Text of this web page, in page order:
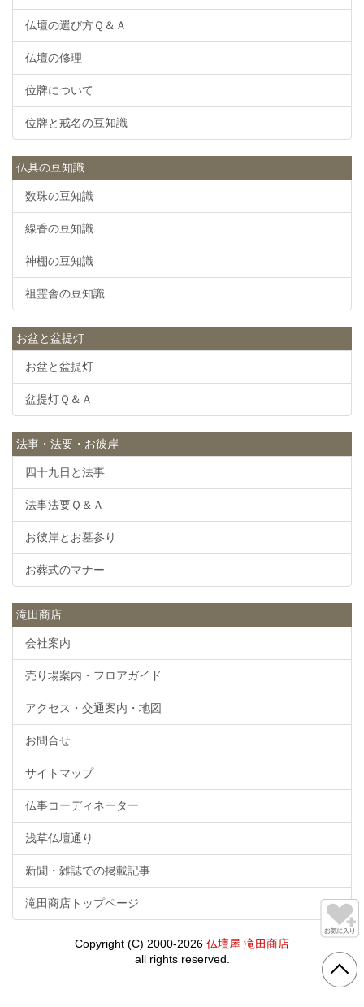
仏壇の選び方Ｑ＆Ａ
仏壇の修理
位牌について
位牌と戒名の豆知識
仏具の豆知識
数珠の豆知識
線香の豆知識
神棚の豆知識
祖霊舎の豆知識
お盆と盆提灯
お盆と盆提灯
盆提灯Ｑ＆Ａ
法事・法要・お彼岸
四十九日と法事
法事法要Ｑ＆Ａ
お彼岸とお墓参り
お葬式のマナー
滝田商店
会社案内
売り場案内・フロアガイド
アクセス・交通案内・地図
お問合せ
サイトマップ
仏事コーディネーター
浅草仏壇通り
新聞・雑誌での掲載記事
滝田商店トップページ
Copyright (C) 2000-2026 仏壇屋 滝田商店
all rights reserved.